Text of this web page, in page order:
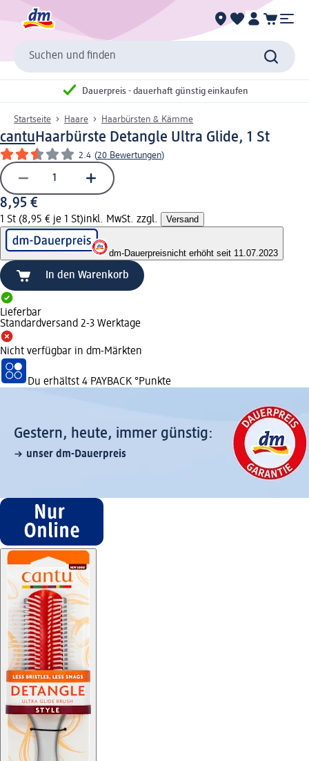
Suchen und finden
Dauerpreis - dauerhaft günstig einkaufen
Startseite Haare Haarbürsten & Kämme
cantu Haarbürste Detangle Ultra Glide, 1 St
2.4 (20 Bewertungen)
8,95 €
1 St (8,95 € je 1 St)inkl. MwSt. zzgl. Versand
dm-Dauerpreisnicht erhöht seit 11.07.2023
In den Warenkorb
Lieferbar
Standardversand 2-3 Werktage
Nicht verfügbar in dm-Märkten
Du erhältst 4 PAYBACK °Punkte
Gestern, heute, immer günstig:
unser dm-Dauerpreis